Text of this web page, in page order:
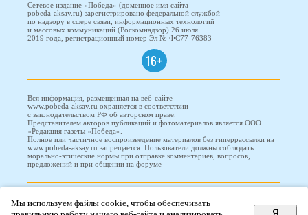
Сетевое издание «Победа» (доменное имя сайта
pobeda-aksay.ru) зарегистрировано федеральной службой
по надзору в сфере связи, информационных технологий
и массовых коммуникаций (Роскомнадзор) 26 июля
2019 года, регистрационный номер Эл № ФС77-76383
16+
Вся информация, размещенная на веб-сайте
www.pobeda-aksay.ru охраняется в соответствии
с законодательством РФ об авторском праве.
Представителем авторов публикаций и фотоматериалов является ООО
«Редакция газеты «Победа».
Полное или частичное воспроизведение материалов без гиперрассылки на
www.pobeda-aksay.ru запрещается. Пользователи должны соблюдать
морально-этические нормы при отправке комментариев, вопросов,
предложений и при общении на форуме
ПОБЕДА © 2010-2026
Мы используем файлы cookie, чтобы обеспечивать
Я